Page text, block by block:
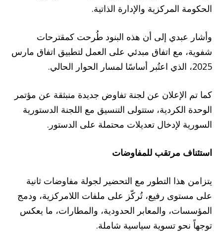
الحكومة المركزية والإدارة الذاتية.
وأشار عبدي إلى أن هذه البنود طُرحت كمقترحات
شفوية، مع اتفاق مبدئي على العمل لتطبيق اتفاق مارس
2025، الذي اعتُبر أساسًا لمسار الحوار الحالي.
كما تم الإعلان عن لجنة تفاوض جديدة منبثقة عن مؤتمر
الوحدة الكردية، ستتولى التنسيق مع اللجنة الدستورية
السورية لإدخال تعديلات محتملة على الدستور.
استئناف مرتقب للمفاوضات
يتزامن هذا التطور مع التحضير لجولة مفاوضات ثانية
على مستوى رفيع، تُركّز على ملفات اللامركزية، ودمج
المؤسسات، والمعابر الحدودية، والمطارات، ما يعكس
توجهاً نحو تسوية سياسية شاملة.